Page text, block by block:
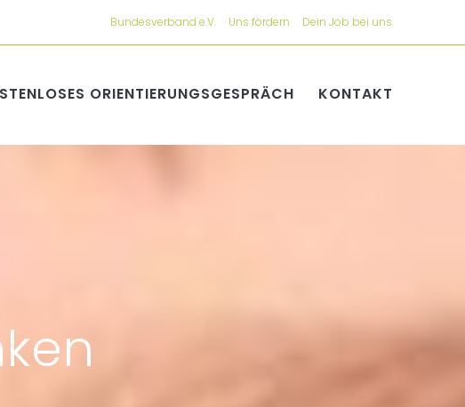
Bundesverband e.V. Uns fördern Dein Job bei uns
ORIENTIERUNGSGESPRÄCH KONTAKT